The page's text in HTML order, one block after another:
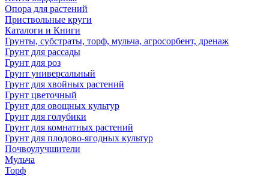
Опора для растений
Приствольные круги
Каталоги и Книги
Грунты, субстраты, торф, мульча, агросорбент, дренаж
Грунт для рассады
Грунт для роз
Грунт универсальный
Грунт для хвойных растений
Грунт цветочный
Грунт для овощных культур
Грунт для голубики
Грунт для комнатных растений
Грунт для плодово-ягодных культур
Почвоулучшители
Мульча
Торф